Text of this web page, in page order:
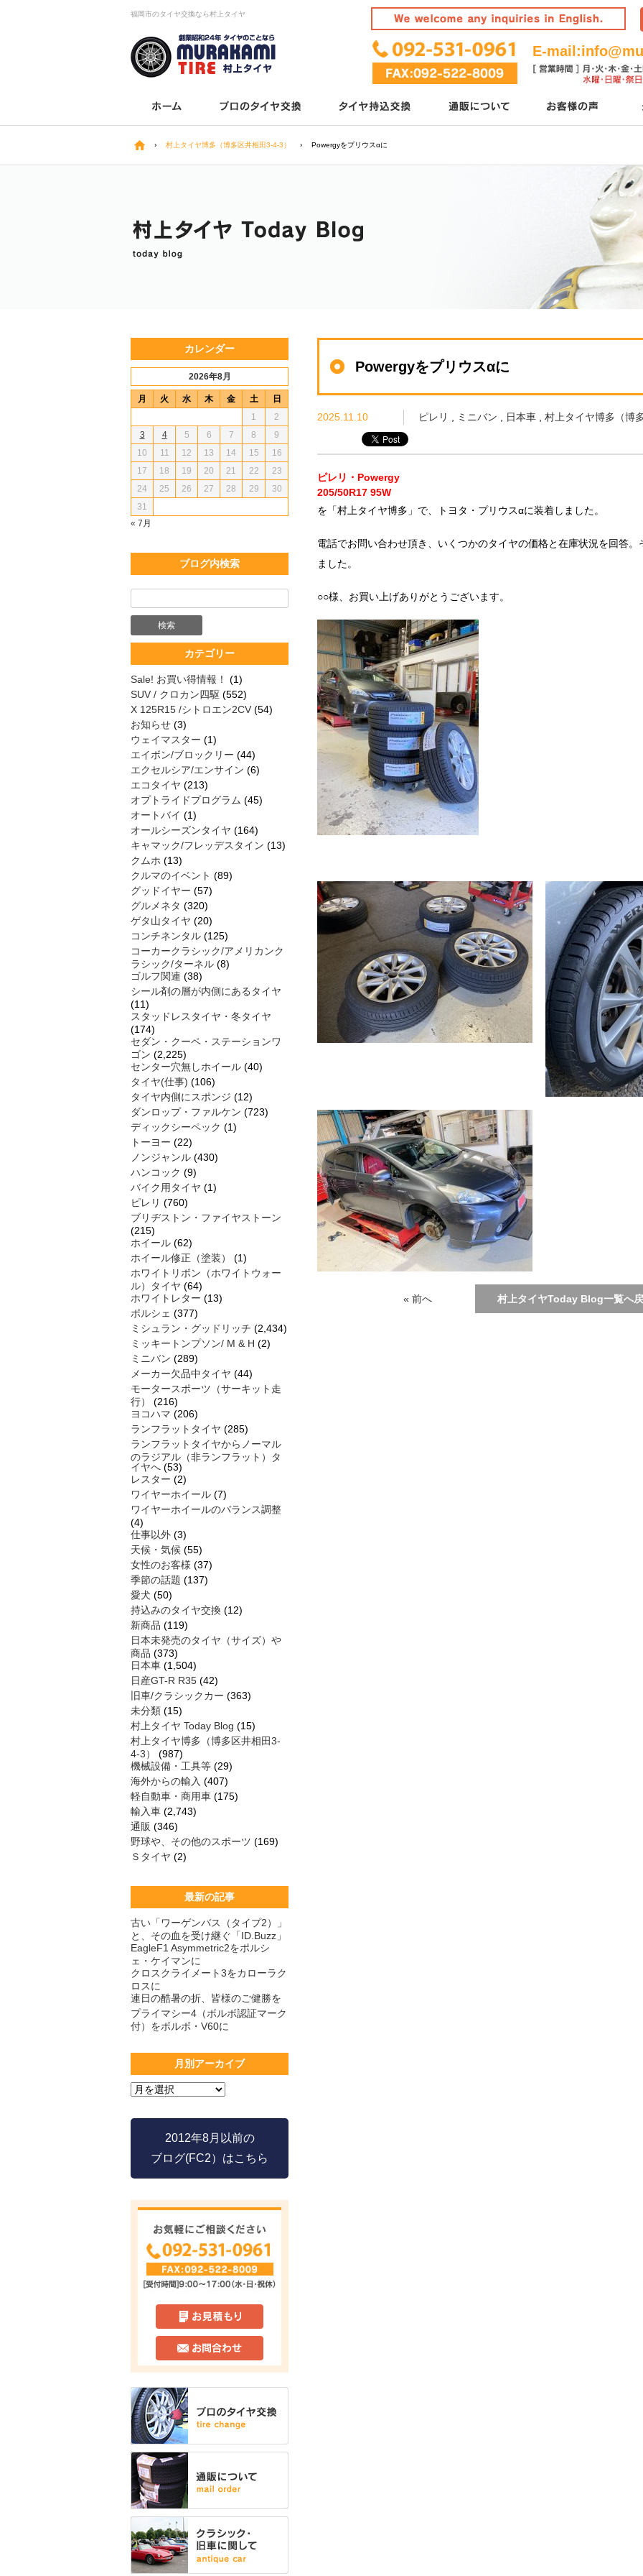
福岡市のタイヤ交換なら村上タイヤ
E-mail:
› 村上タイヤ博多（博多区井相田3-4-3） › Powergyをプリウスαに
Powergyをプリウスαに
2025.11.10 ピレリ ミニバン 日本車 村上タイヤ博多（博
ピレリ・Powergy
205/50R17 95W
を「村上タイヤ博多」で、トヨタ・プリウスαに装着しました。
電話でお問い合わせ頂き、いくつかのタイヤの価格と在庫状況を回答
ました。
○○様、お買い上げありがとうございます。
« 前へ 村上タイヤToday Blog一覧へ
カレンダー
2026年8月
月 火 水 木 金 土 日
« 7月
1
2
3
4 5 6 7 8
9
10
11 12 13 14 15
16
17
18 19 20 21 22
23
24
25 26 27 28 29
30
31
ブログ内検索
カテゴリー
Sale! お買い得情報！
(1)
SUV / クロカン四駆 (552)
X 125R15 /シトロエン2CV (54)
お知らせ (3)
ウェイマスター (1)
エイボン/ブロックリー (44)
エクセルシア/エンサイン (6)
エコタイヤ (213)
オプトライドプログラム (45)
オートバイ (1)
オールシーズンタイヤ (164)
キャマック/フレッデスタイン (13)
クムホ (13)
クルマのイベント (89)
グッドイヤー (57)
グルメネタ (320)
ゲタ山タイヤ (20)
コンチネンタル (125)
コーカークラシック/アメリカンク
ラシック/ターネル (8)
ゴルフ関連 (38)
シール剤の層が内側にあるタイヤ
(11)
スタッドレスタイヤ・冬タイヤ
(174)
セダン・クーペ・ステーションワ
ゴン (2,225)
センター穴無しホイール (40)
タイヤ(仕事) (106)
タイヤ内側にスポンジ (12)
ダンロップ・ファルケン (723)
ディックシーペック (1)
トーヨー (22)
ノンジャンル (430)
ハンコック (9)
バイク用タイヤ (1)
ピレリ (760)
ブリヂストン・ファイヤストーン
(215)
ホイール (62)
ホイール修正（塗装）
(1)
ホワイトリボン（ホワイトウォー
ル）タイヤ (64)
ホワイトレター (13)
ポルシェ (377)
ミシュラン・グッドリッチ (2,434)
ミッキートンプソン/ M & H (2)
ミニバン (289)
メーカー欠品中タイヤ (44)
モータースポーツ（サーキット走
行）
(216)
ヨコハマ (206)
ランフラットタイヤ (285)
ランフラットタイヤからノーマル
のラジアル（非ランフラット）タ
イヤへ (53)
レスター (2)
ワイヤーホイール (7)
ワイヤーホイールのバランス調整
(4)
仕事以外 (3)
天候・気候 (55)
女性のお客様 (37)
季節の話題 (137)
愛犬 (50)
持込みのタイヤ交換 (12)
新商品 (119)
日本未発売のタイヤ（サイズ）や
商品 (373)
日本車 (1,504)
日産GT-R R35 (42)
旧車/クラシックカー (363)
未分類 (15)
村上タイヤ Today Blog (15)
村上タイヤ博多（博多区井相田3-
4-3）
(987)
機械設備・工具等 (29)
海外からの輸入 (407)
軽自動車・商用車 (175)
輸入車 (2,743)
通販 (346)
野球や、その他のスポーツ (169)
Ｓタイヤ (2)
最新の記事
古い「ワーゲンバス（タイプ2）」
と、その血を受け継ぐ「ID.Buzz」
EagleF1 Asymmetric2をポルシ
ェ・ケイマンに
クロスクライメート3をカローラク
ロスに
連日の酷暑の折、皆様のご健勝を
プライマシー4（ボルボ認証マーク
付）をボルボ・V60に
月別アーカイブ
2012年8月以前の
ブログ(FC2）はこちら